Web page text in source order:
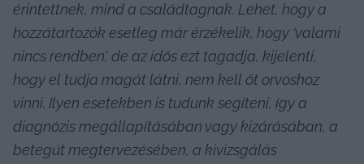
érintettnek, mind a családtagnak. Lehet, hogy a
hozzátartozók esetleg már érzékelik, hogy ‘valami
nincs rendben’, de az idős ezt tagadja, kijelenti,
hogy el tudja magát látni, nem kell őt orvoshoz
vinni. Ilyen esetekben is tudunk segíteni, így a
diagnózis megállapításában vagy kizárásában, a
betegút megtervezésében, a kivizsgálás